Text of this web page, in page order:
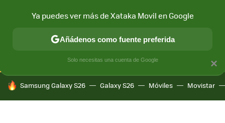
CONECTIVIDAD MÓVIL Y SOCIEDAD APLICACIONES
HOY SE HABLA DE
Samsung Galaxy S26 Galaxy S26 Móviles Movistar
×
Ya puedes ver más de Xataka Movil en Google
Añádenos como fuente preferida
Solo necesitas una cuenta de Google